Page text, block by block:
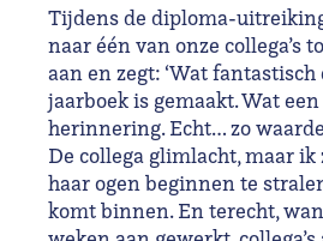
Tijdens de diploma-
naar één van onze collega’s
aan en zegt: ‘Wat fantastisch
jaarboek is gemaakt. Wat
herinnering. Echt… zo
De collega glimlacht, maar ik
haar ogen beginnen te
komt binnen. En terecht,